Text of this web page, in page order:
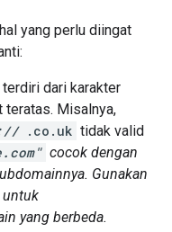
yang perlu diingat
dari karakter
teratas. Misalnya,
.co.uk tidak valid
cocok dengan
Gunakan
untuk
yang berbeda.